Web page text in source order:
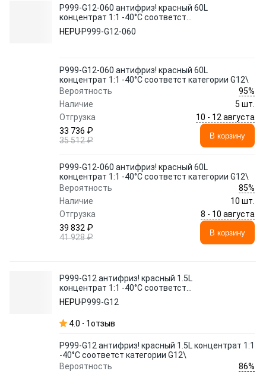
P999-G12-060 антифриз! красный 60L
концентрат 1:1 -40°C соответст
категории G12\
HEPU P999-G12-060
P999-G12-060 антифриз! красный 60L
концентрат 1:1 -40°C соответст категории G12\
Вероятность
95%
Наличие
5 шт.
Отгрузка
10 - 12 августа
33 736 ₽
35 512 ₽
В корзину
P999-G12-060 антифриз! красный 60L
концентрат 1:1 -40°C соответст категории G12\
Вероятность
85%
Наличие
10 шт.
Отгрузка
8 - 10 августа
39 832 ₽
41 928 ₽
В корзину
P999-G12 антифриз! красный 1.5L
концентрат 1:1 -40°C соответст
категории G12\
HEPU P999-G12
4.0 1отзыв
P999-G12 антифриз! красный 1.5L концентрат 1:1
-40°C соответст категории G12\
Вероятность
86%